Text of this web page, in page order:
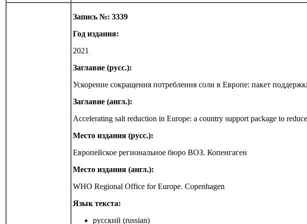
Запись №: 3339
Год издания:
2021
Заглавие (русс.):
Ускорение сокращения потребления соли в Европе: пакет
Заглавие (англ.):
Accelerating salt reduction in Europe: a country support package to
Место издания (русс.):
Европейское региональное бюро ВОЗ. Копенгаген
Место издания (англ.):
WHO Regional Office for Europe. Copenhagen
Язык текста:
русский (russian)